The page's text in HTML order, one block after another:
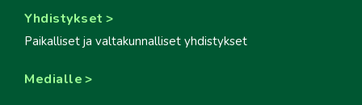
Yhdistykset
Paikalliset ja valtakunnalliset yhdistykset
Medialle